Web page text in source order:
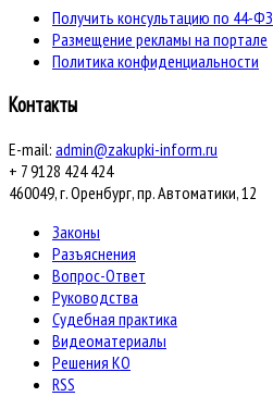
Получить консультацию по 44-ФЗ
Размещение рекламы на портале
Политика конфиденциальности
Контакты
E-mail: admin@zakupki-inform.ru
+ 7 9128 424 424
460049, г. Оренбург, пр. Автоматики, 12
Законы
Разъяснения
Вопрос-Ответ
Руководства
Судебная практика
Видеоматериалы
Решения КО
RSS